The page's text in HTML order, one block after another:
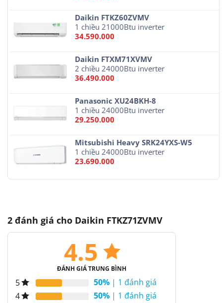
Daikin FTKZ60ZVMV
1 chiều 21000Btu inverter
34.590.000
Daikin FTXM71XVMV
2 chiều 24000Btu inverter
36.490.000
Panasonic XU24BKH-8
1 chiều 24000Btu inverter
29.250.000
Mitsubishi Heavy SRK24YXS-W5
1 chiều 24000Btu inverter
23.690.000
2 đánh giá cho Daikin FTKZ71ZVMV
4.5
ĐÁNH GIÁ TRUNG BÌNH
5 50%| 1 đánh giá
4
50%| 1 đánh giá